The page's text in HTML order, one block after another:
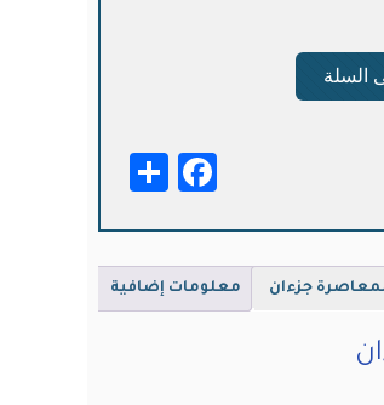
السلة
Facebook
جزءان معلومات إضافية